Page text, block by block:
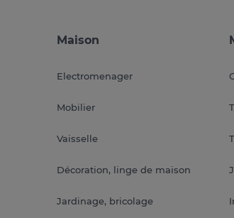
Maison
Electromenager
Mobilier
Vaisselle
Décoration, linge de maison
Jardinage, bricolage